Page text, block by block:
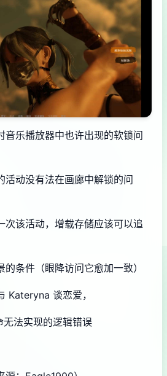
音乐播放器中也许出现的软锁问
活动没有法在画廊中解锁的问
次该活动，增载存储应该可以追
条件（眼降访问它愈加一致）
Kateryna 谈恋爱，
法实现的逻辑错误